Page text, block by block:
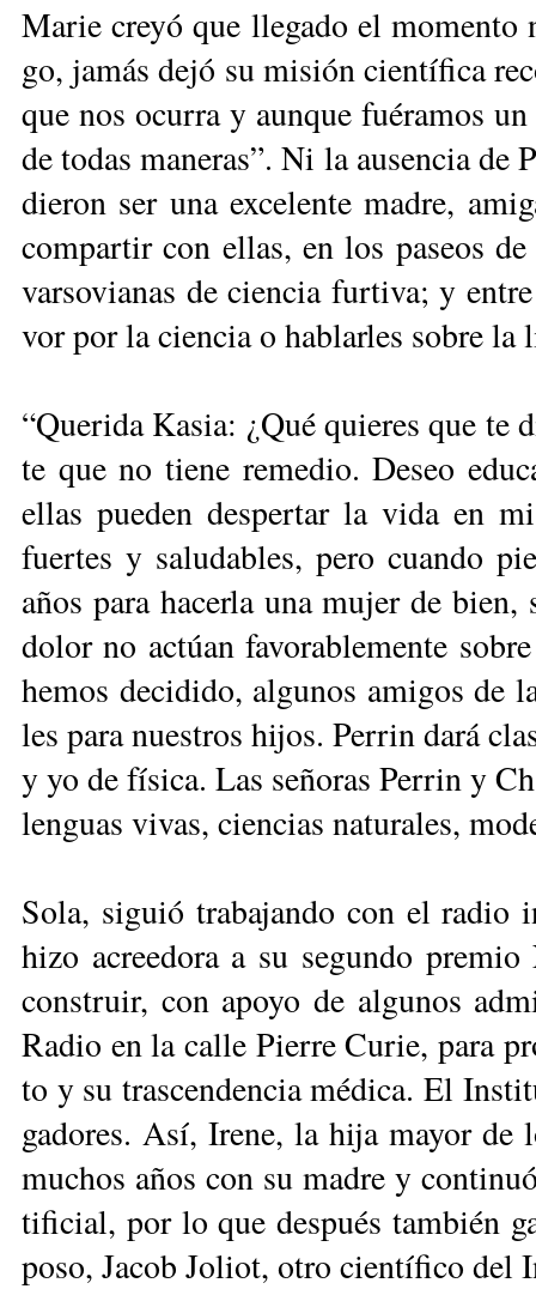
Ma­rie cre­yó que lle­ga­do el
go, ja­más de­jó su mi­sión cien­tí­fi­ca
que nos ocu­rra y aun­que fué­ra­mos
de to­das ma­ne­ras”. Ni la au­sen­cia
die­ron ser una ex­ce­len­te ma­dre,
com­par­tir con ellas, en los pa­seos
var­so­via­nas de cien­cia fur­ti­va; y
vor por la cien­cia o ha­blar­les so­bre
“Que­ri­da Ka­sia: ¿Qué quie­res que
te que no tie­ne re­me­dio. De­seo
ellas pue­den des­per­tar la vi­da en
fuer­tes y sa­lu­da­bles, pe­ro cuan­do
años pa­ra ha­cer­la una mu­jer de
do­lor no ac­túan fa­vo­ra­ble­men­te
he­mos de­ci­di­do, al­gu­nos ami­gos de
les pa­ra nues­tros hi­jos. Pe­rrin da­rá
y yo de fí­si­ca. Las se­ño­ras Pe­rrin y
len­guas vi­vas, cien­cias na­tu­ra­les,
So­la, si­guió tra­ba­jan­do con el ra­dio
hi­zo acree­do­ra a su se­gun­do
cons­truir, con apo­yo de al­gu­nos
Ra­dio en la ca­lle Pie­rre Cu­rie, pa­ra
to y su tras­cen­den­cia mé­di­ca. El
ga­do­res. Así, Ire­ne, la hi­ja ma­yor
mu­chos años con su ma­dre y
ti­fi­cial, por lo que des­pués tam­bién
po­so, Ja­cob Jo­liot, otro cien­tí­fi­co del